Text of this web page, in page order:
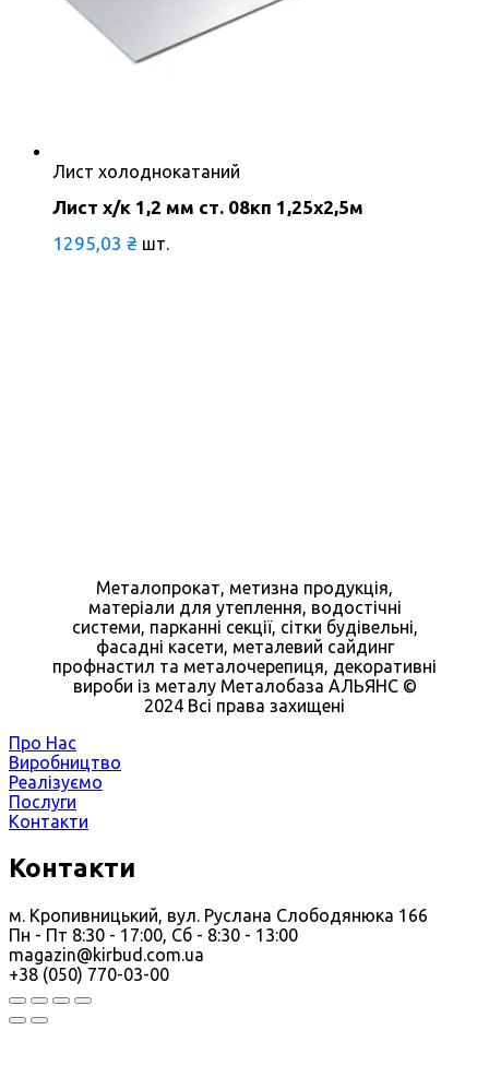
Лист холоднокатаний
Лист х/к 1,2 мм ст. 08кп 1,25х2,5м
1295,03 ₴ шт.
Металопрокат, метизна продукція,
матеріали для утеплення, водостічні
системи, парканні секції, сітки будівельні,
фасадні касети, металевий сайдинг
профнастил та металочерепиця, декоративні
вироби із металу Металобаза АЛЬЯНС ©
2024 Всі права захищені
Про Нас
Виробництво
Реалізуємо
Послуги
Контакти
Контакти
м. Кропивницький, вул. Руслана Слободянюка 166
Пн - Пт 8:30 - 17:00, Сб - 8:30 - 13:00
magazin@kirbud.com.ua
+38 (050) 770-03-00